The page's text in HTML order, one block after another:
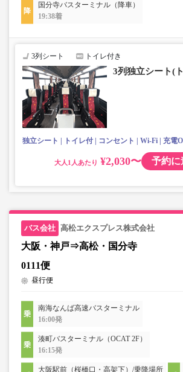
国分寺バスターミナル（降車）
19:38着
3列シート トイレ付き
3列独立シート(
独立シート トイレ付 コンセント Wi-Fi 充電
大人 ¥2,030〜 予約に
高松エクスプレス株式会社
大阪・神戸⇒高松・国分寺
0111便
昼行便
南海なんば高速バスターミナル
16:00発
湊町バスターミナル（OCAT 2F）
16:15発
大阪駅前（桜橋口・高架下）/乗降場所